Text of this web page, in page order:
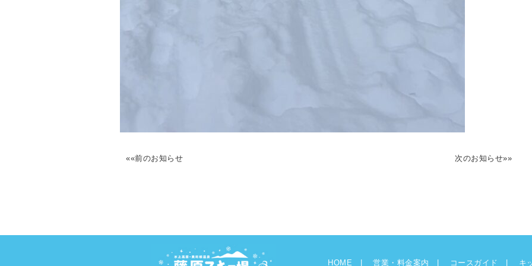
««前のお知らせ 次のお知らせ»»
HOME 営業・料金案内 コースガイド キ